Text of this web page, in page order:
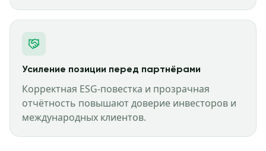
Усиление позиции перед партнёрами
Корректная ESG-повестка и прозрачная
отчётность повышают доверие инвесторов и
международных клиентов.